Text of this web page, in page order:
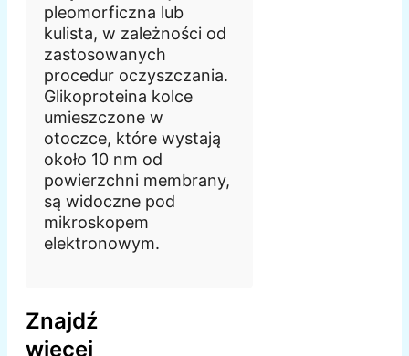
pleomorficzna lub
kulista, w zależności od
zastosowanych
procedur oczyszczania.
Glikoproteina kolce
umieszczone w
otoczce, które wystają
około 10 nm od
powierzchni membrany,
są widoczne pod
mikroskopem
elektronowym.
Znajdź
więcej